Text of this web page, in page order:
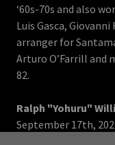
‘60s-70s and also
Luis Gasca,
arranger for
Arturo O’Farrill and
82.
Ralph "Yohuru"
September 17th,